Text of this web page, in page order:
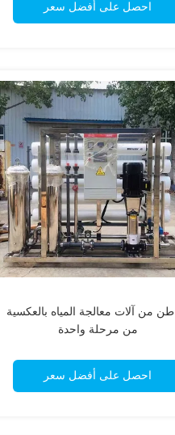
احصل على أفضل سعر
10 طن من آلات معالجة المياه بالعكسية
من مرحلة واحدة
احصل على أفضل سعر